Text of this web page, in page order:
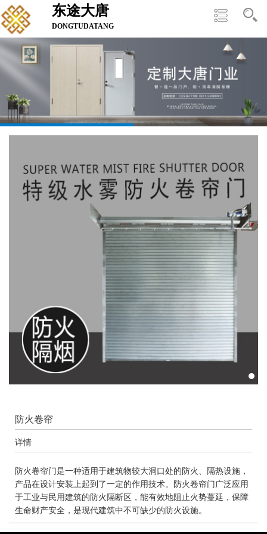
东途大唐
DONGTUDATANG
防火卷帘
详情
防火卷帘门是一种适用于建筑物较大洞口处的防火、隔热设施，
产品在设计安装上起到了一定的作用技术。防火卷帘门广泛应用
于工业与民用建筑的防火隔断区，能有效地阻止火势蔓延，保障
生命财产安全，是现代建筑中不可缺少的防火设施。